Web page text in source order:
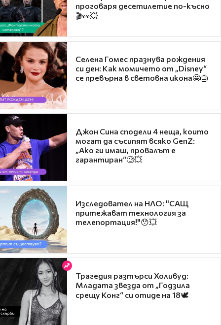
проговаря десетилетие по-късно
🎬👀💥
Селена Гомес празнува рождения
си ден: Как момичето от „Disney“
се превърна в световна икона🤩🎂
Джон Сина сподели 4 неща, които
могат да съсипят всяко GenZ:
„Ако ги имаш, провалът е
гарантиран“🧐💥
Изследовател на НЛО: "САЩ
притежават технология за
телепортация!"😯💥
Трагедия разтърси Холивуд:
Младата звезда от „Годзила
срещу Конг“ си отиде на 18🕊️